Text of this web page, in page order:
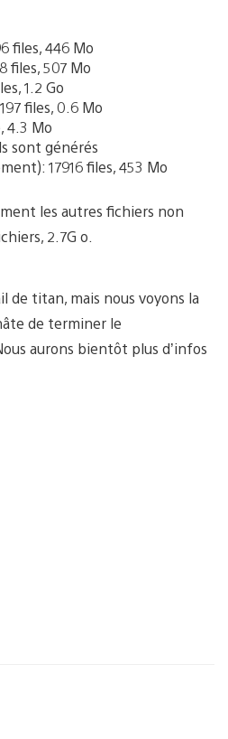
files, 446 Mo
files, 507 Mo
1.2 Go
files, 0.6 Mo
4.3 Mo
sont générés
17916 files, 453 Mo
les autres fichiers non
2.7G o.
de titan, mais nous voyons la
de terminer le
aurons bientôt plus d’infos